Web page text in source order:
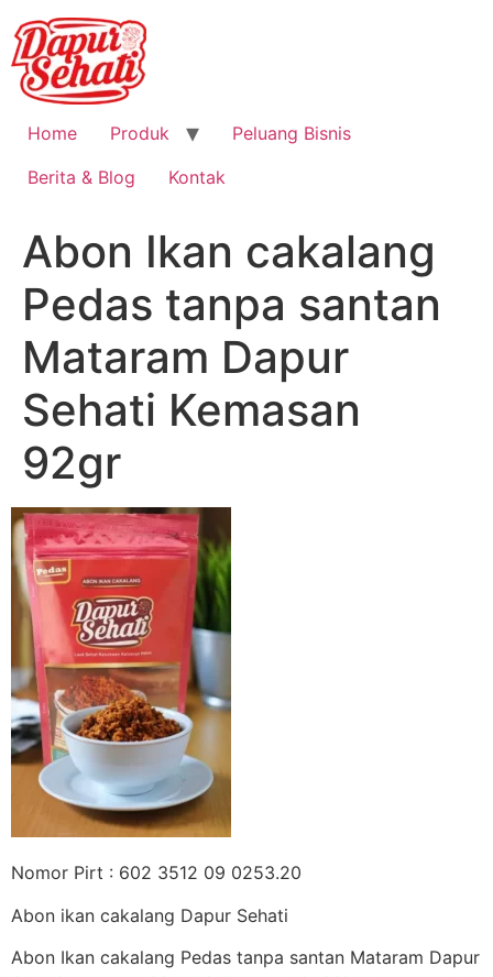
Home Produk
Peluang Bisnis
Berita & Blog
Kontak
Abon Ikan cakalang
Pedas tanpa santan
Mataram Dapur
Sehati Kemasan
92gr
Nomor Pirt : 602 3512 09 0253.20
Abon ikan cakalang Dapur Sehati
Abon Ikan cakalang Pedas tanpa santan Mataram Dapur